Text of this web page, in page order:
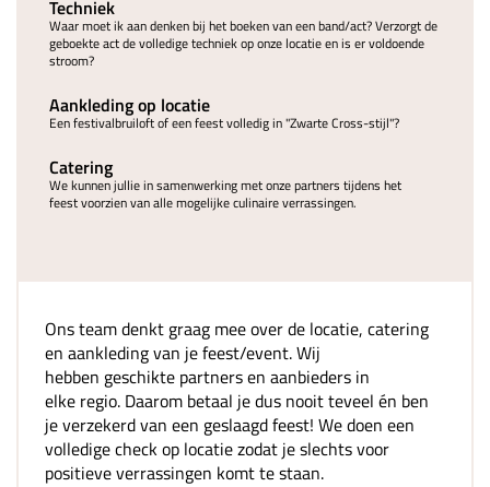
Techniek
Waar moet ik aan denken bij het boeken van een band/act? Verzorgt de
geboekte act de volledige techniek op onze locatie en is er voldoende
stroom?
Aankleding op locatie
Een festivalbruiloft of een feest volledig in "Zwarte Cross-stijl"?
Catering
We kunnen jullie in samenwerking met onze partners tijdens het
feest voorzien van alle mogelijke culinaire verrassingen.
Ons team denkt graag mee over de locatie, catering
en aankleding van je feest/event. Wij
hebben geschikte partners en aanbieders in
elke regio. Daarom betaal je dus nooit teveel én ben
je verzekerd van een geslaagd feest! We doen een
volledige check op locatie zodat je slechts voor
positieve verrassingen komt te staan.